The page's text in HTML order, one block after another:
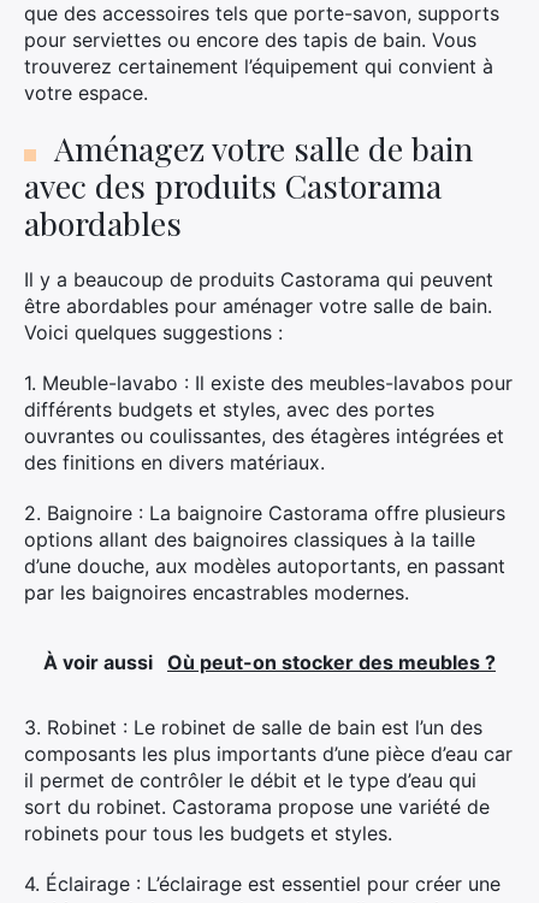
que des accessoires tels que porte-savon, supports
pour serviettes ou encore des tapis de bain. Vous
trouverez certainement l’équipement qui convient à
votre espace.
Aménagez votre salle de bain
avec des produits Castorama
abordables
Il y a beaucoup de produits Castorama qui peuvent
être abordables pour aménager votre salle de bain.
Voici quelques suggestions :
1. Meuble-lavabo : Il existe des meubles-lavabos pour
différents budgets et styles, avec des portes
ouvrantes ou coulissantes, des étagères intégrées et
des finitions en divers matériaux.
2. Baignoire : La baignoire Castorama offre plusieurs
options allant des baignoires classiques à la taille
d’une douche, aux modèles autoportants, en passant
par les baignoires encastrables modernes.
À voir aussi Où peut-on stocker des meubles ?
3. Robinet : Le robinet de salle de bain est l’un des
composants les plus importants d’une pièce d’eau car
il permet de contrôler le débit et le type d’eau qui
sort du robinet. Castorama propose une variété de
robinets pour tous les budgets et styles.
4. Éclairage : L’éclairage est essentiel pour créer une